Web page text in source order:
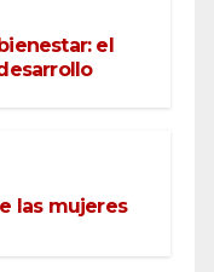
el
las mujeres